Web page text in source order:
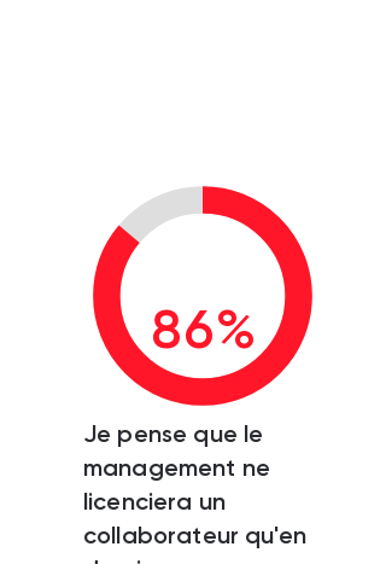
86%
Je pense que le
management ne
licenciera un
collaborateur qu'en